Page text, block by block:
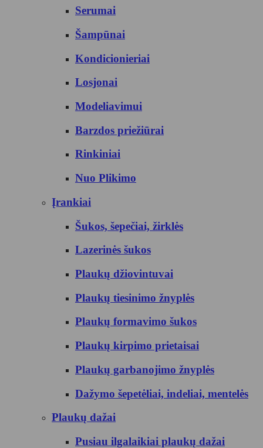
Serumai
Šampūnai
Kondicionieriai
Losjonai
Modeliavimui
Barzdos priežiūrai
Rinkiniai
Nuo Plikimo
Įrankiai
Šukos, šepečiai, žirklės
Lazerinės šukos
Plaukų džiovintuvai
Plaukų tiesinimo žnyplės
Plaukų formavimo šukos
Plaukų kirpimo prietaisai
Plaukų garbanojimo žnyplės
Dažymo šepetėliai, indeliai, mentelės
Plaukų dažai
Pusiau ilgalaikiai plaukų dažai